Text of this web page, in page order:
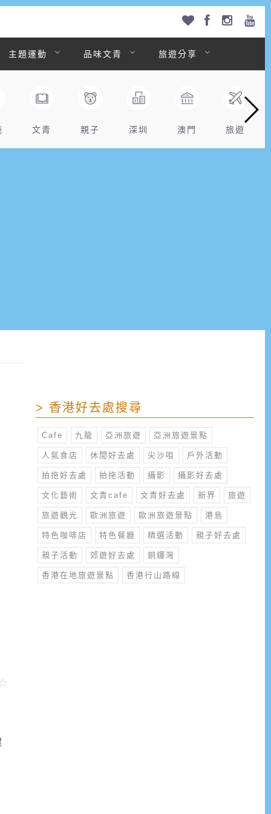
主題運動 品味文青 旅遊分享
文青 親子 深圳 澳門 旅遊
> 香港好去處搜尋
Cafe 九龍 亞洲旅遊 亞洲旅遊景點
人氣食店 休閒好去處 尖沙咀 戶外活動
拍拖好去處 拍拖活動 攝影 攝影好去處
文化藝術 文青cafe 文青好去處 新界 旅遊
旅遊觀光 歐洲旅遊 歐洲旅遊景點 港島
特色咖啡店 特色餐廳 精選活動 親子好去處
親子活動 郊遊好去處 銅鑼灣
香港在地旅遊景點 香港行山路線